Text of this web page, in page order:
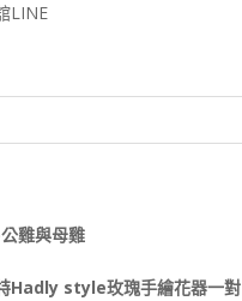
LINE
雞與母雞
Hadly style玫瑰手繪花器一對